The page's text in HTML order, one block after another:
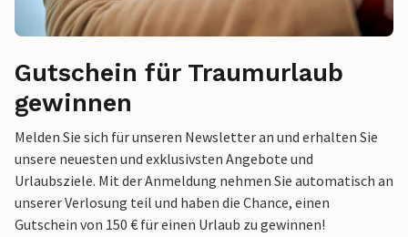
Gutschein für Traumurlaub
gewinnen
Melden Sie sich für unseren Newsletter an und erhalten Sie
unsere neuesten und exklusivsten Angebote und
Urlaubsziele. Mit der Anmeldung nehmen Sie automatisch an
unserer Verlosung teil und haben die Chance, einen
Gutschein von 150 € für einen Urlaub zu gewinnen!